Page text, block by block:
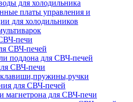
для холодильника
платы управления и
для холодильников
печи
СВЧ-печей
поддона для СВЧ-печей
СВЧ-печи
для СВЧ-печей
магнетрона для СВЧ-печи